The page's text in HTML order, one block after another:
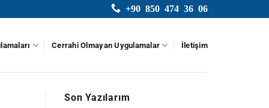
+90 850 474 36 06
Cerrahi Olmayan Uygulamalar İletişim
Son Yazılarım